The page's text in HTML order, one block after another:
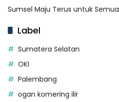
Sumsel Maju Terus untuk Semua
Label
Sumatera Selatan
OKI
Palembang
ogan komering ilir